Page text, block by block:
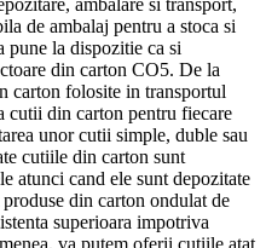
de ambalaj pentru a stoca si
pune la dispozitie ca si
din carton CO5. De la
carton folosite in transportul
cutii din carton pentru fiecare
unor cutii simple, duble sau
cutiile din carton sunt
atunci cand ele sunt depozitate
din carton ondulat de
superioara impotriva
va putem oferii cutiile atat